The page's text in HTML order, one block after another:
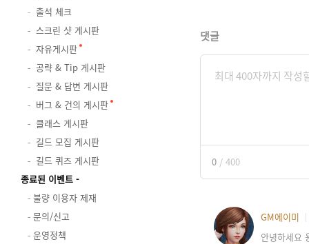
출석 체크
스크린 샷 게시판
자유게시판
공략 & Tip 게시판
질문 & 답변 게시판
버그 & 건의 게시판
클래스 게시판
길드 모집 게시판
길드 퀴즈 게시판
종료된 이벤트
불량 이용자 제재
문의/신고
운영정책
댓글
0 / 400
GM에이미
안녕하세요